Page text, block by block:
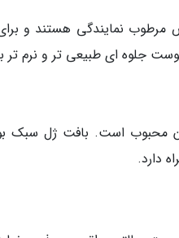
مرطوب نمایندگی هستند و
جلوه ای طبیعی تر و نرم
محبوب است. بافت ژل سبک
دارد.